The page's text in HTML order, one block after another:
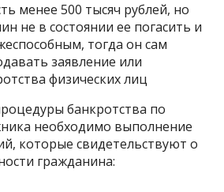
менее 500 тысяч рублей, но
не в состоянии ее погасить и
тогда он сам
заявление или
физических лиц
банкротства по
необходимо выполнение
которые свидетельствуют о
гражданина: